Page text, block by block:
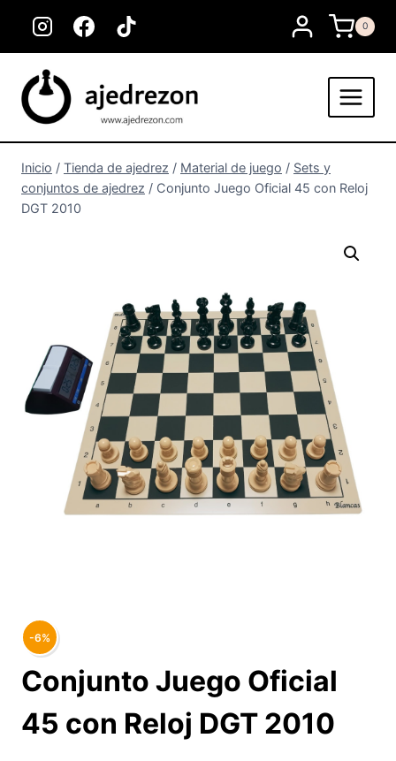
contenido
0
Inicio / Tienda de ajedrez / Material de juego / Sets y
conjuntos de ajedrez / Conjunto Juego Oficial 45 con Reloj
DGT 2010
-6%
Conjunto Juego Oficial
45 con Reloj DGT 2010